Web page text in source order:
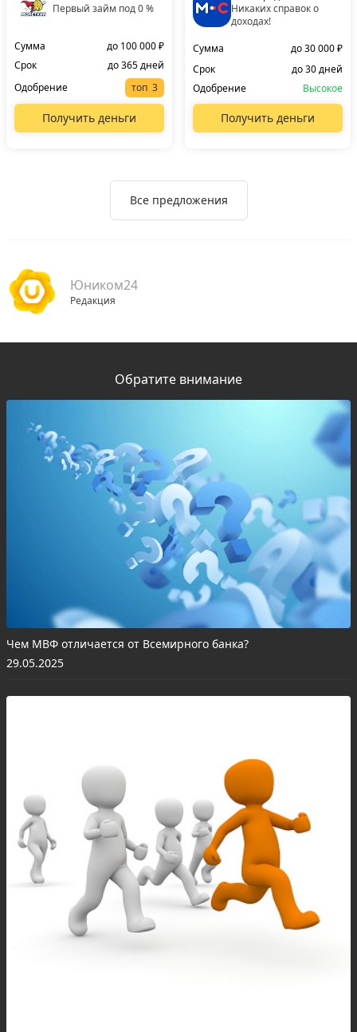
Первый займ под 0 %
Сумма
до 100 000 ₽
Срок
до 365 дней
Одобрение
топ
Получить деньги
Никаких справок о
доходах!
Сумма
до 30 000 ₽
Срок
до 30 дней
Одобрение
Высокое
Получить деньги
Все предложения
Юником24
Редакция
Обратите внимание
Чем МВФ отличается от Всемирного банка?
29.05.2025